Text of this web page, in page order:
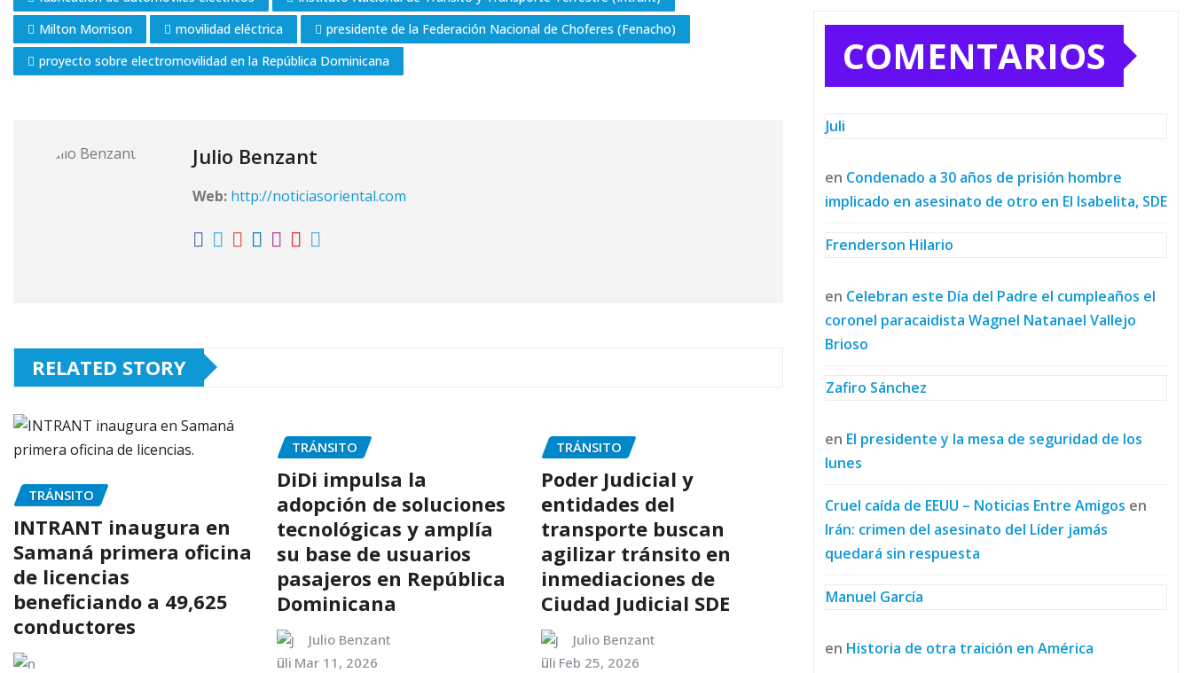
Milton Morrison
movilidad eléctrica
presidente de la Federación Nacional de Choferes (Fenacho)
proyecto sobre electromovilidad en la República Dominicana
Julio Benzant
Web: http://noticiasoriental.com
RELATED STORY
TRÁNSITO
INTRANT inaugura en
Samaná primera oficina
de licencias
beneficiando a 49,625
conductores
TRÁNSITO
DiDi impulsa la
adopción de soluciones
tecnológicas y amplía
su base de usuarios
pasajeros en República
Dominicana
Julio Benzant
Mar 11, 2026
TRÁNSITO
Poder Judicial y
entidades del
transporte buscan
agilizar tránsito en
inmediaciones de
Ciudad Judicial SDE
Julio Benzant
Feb 25, 2026
COMENTARIOS
Juli
en Condenado a 30 años de prisión hombre
implicado en asesinato de otro en El Isabelita, SDE
Frenderson Hilario
en Celebran este Día del Padre el cumpleaños el
coronel paracaidista Wagnel Natanael Vallejo
Brioso
Zafiro Sánchez
en El presidente y la mesa de seguridad de los
lunes
Cruel caída de EEUU – Noticias Entre Amigos en
Irán: crimen del asesinato del Líder jamás
quedará sin respuesta
Manuel García
en Historia de otra traición en América